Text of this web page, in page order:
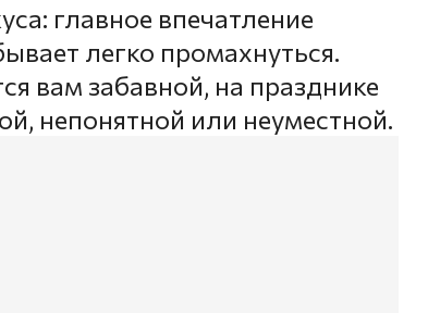
главное впечатление
легко промахнуться.
вам забавной, на празднике
непонятной или неуместной.